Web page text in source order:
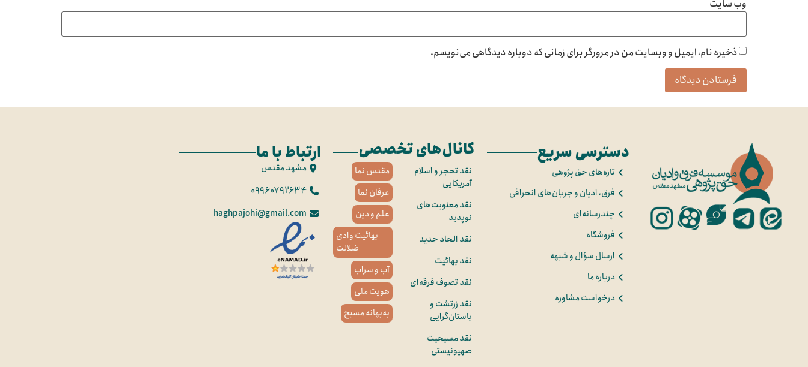
وب‌ سایت
ذخیره نام، ایمیل و وبسایت من در مرورگر برای زمانی که دوباره دیدگاهی می‌نویسم.
دسترسی سریع
تازه‌های حق پژوهی
فرق، ادیان و جریان‌های انحرافی
چندرسانه‌ای
فروشگاه
ارسال سؤال و شبهه
درباره ما
درخواست مشاوره
کانال‌های تخصصی
نقد تحجر و اسلام
آمریکایی
نقد معنویت‌های
نوپدید
نقد الحاد جدید
نقد بهائیت
نقد تصوف فرقه‌ای
نقد زرتشت و
باستان‌گرایی
نقد مسیحیت
صهیونیستی
مقدس نما
عرفان نما
علم و دین
بهائیت وادی
ضلالت
آب و سراب
هویت ملی
به‌بهانه مسیح
ارتباط با ما
مشهد مقدس
09960792634
haghpajohi@gmail.com